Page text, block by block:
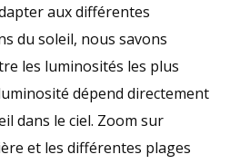
aux différentes
du soleil, nous savons
les luminosités les plus
dépend directement
dans le ciel. Zoom sur
et les différentes plages